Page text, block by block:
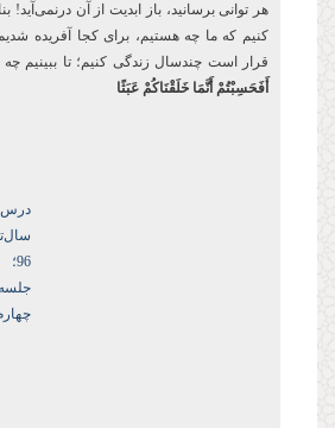
هر توانی برسانید، باز ابدیت از آن درنمی‌آید!
کنیم که ما چه هستیم، برای کجا آفریده
قرار است چندسال زندگی کنیم؛ تا ببینیم
أَفَحَسِبْتُمْ أَنَّمَا خَلَقْنَاكُمْ عَبَثًا
96؛
جلسه